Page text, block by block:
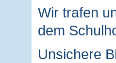
Wir trafen
dem
Unsichere